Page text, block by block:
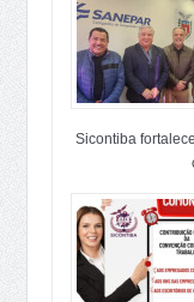
Sicontiba